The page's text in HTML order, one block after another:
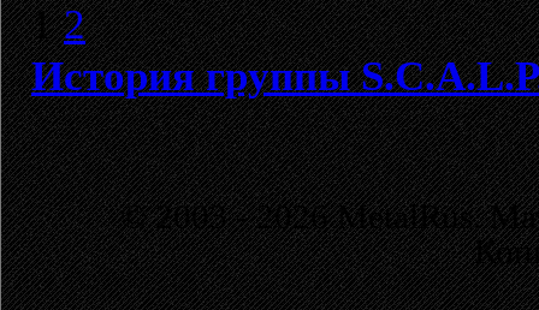
1 2
История группы
© 2003 - 2026 MetalRus.